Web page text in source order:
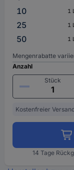
10
1
25
1
50
1
Mengenrabatte
Anzahl
Stück
Kostenfreier
14 Tage